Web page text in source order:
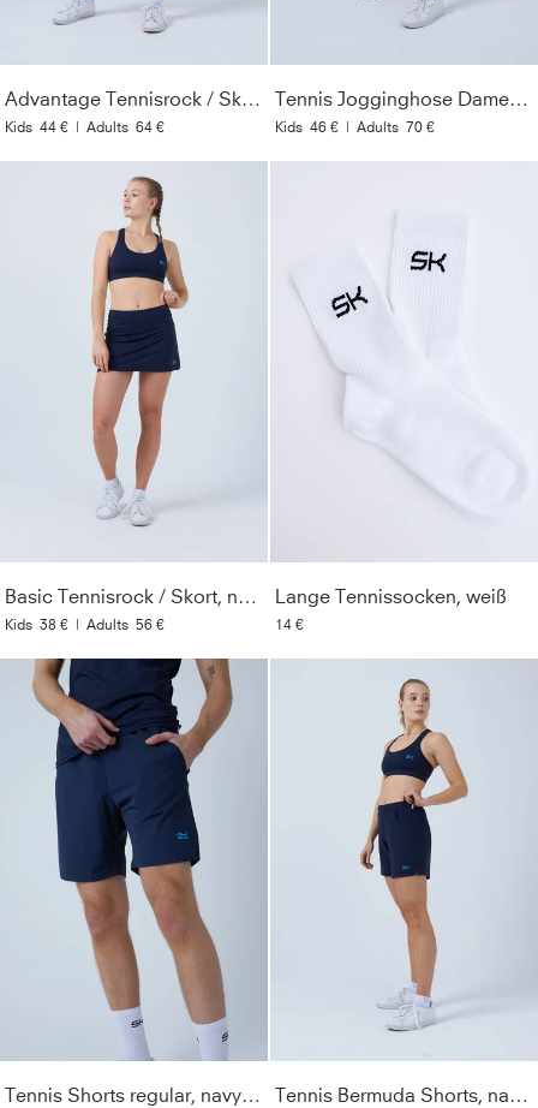
Advantage Tennisrock / Skort mit Ballhalter, navy blau
Kids 44 € | Adults 64 €
Tennis Jogginghose Damen & Mädchen, navy blau
Kids 46 € | Adults 70 €
Basic Tennisrock / Skort, navy blau
Kids 38 € | Adults 56 €
Lange Tennissocken, weiß
14 €
Tennis Shorts regular, navy blau Tennis Bermuda Shorts, navy blau